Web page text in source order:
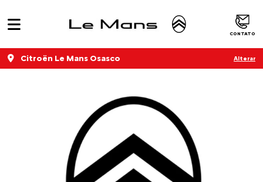
CONTATO
Citroën Le Mans Osasco Alterar